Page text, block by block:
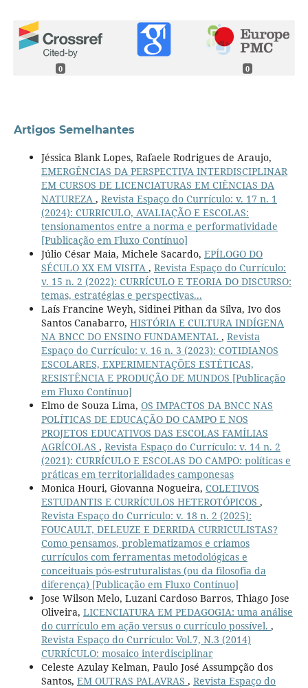
0 0
Artigos Semelhantes
Jéssica Blank Lopes, Rafaele Rodrigues de Araujo,
EMERGÊNCIAS DA PERSPECTIVA INTERDISCIPLINAR
EM CURSOS DE LICENCIATURAS EM CIÊNCIAS DA
NATUREZA , Revista Espaço do Currículo: v. 17 n. 1
(2024): CURRICULO, AVALIAÇÃO E ESCOLAS:
tensionamentos entre a norma e performatividade
[Publicação em Fluxo Contínuo]
Júlio César Maia, Michele Sacardo, EPÍLOGO DO
SÉCULO XX EM VISITA , Revista Espaço do Currículo:
v. 15 n. 2 (2022): CURRÍCULO E TEORIA DO DISCURSO:
temas, estratégias e perspectivas...
Laís Francine Weyh, Sidinei Pithan da Silva, Ivo dos
Santos Canabarro, HISTÓRIA E CULTURA INDÍGENA
NA BNCC DO ENSINO FUNDAMENTAL , Revista
Espaço do Currículo: v. 16 n. 3 (2023): COTIDIANOS
ESCOLARES, EXPERIMENTAÇÕES ESTÉTICAS,
RESISTÊNCIA E PRODUÇÃO DE MUNDOS [Publicação
em Fluxo Contínuo]
Elmo de Souza Lima, OS IMPACTOS DA BNCC NAS
POLÍTICAS DE EDUCAÇÃO DO CAMPO E NOS
PROJETOS EDUCATIVOS DAS ESCOLAS FAMÍLIAS
AGRÍCOLAS , Revista Espaço do Currículo: v. 14 n. 2
(2021): CURRÍCULO E ESCOLAS DO CAMPO: políticas e
práticas em territorialidades camponesas
Monica Houri, Giovanna Nogueira, COLETIVOS
ESTUDANTIS E CURRÍCULOS HETEROTÓPICOS ,
Revista Espaço do Currículo: v. 18 n. 2 (2025):
FOUCAULT, DELEUZE E DERRIDA CURRICULISTAS?
Como pensamos, problematizamos e criamos
currículos com ferramentas metodológicas e
conceituais pós-estruturalistas (ou da filosofia da
diferença) [Publicação em Fluxo Contínuo]
Jose Wilson Melo, Luzani Cardoso Barros, Thiago Jose
Oliveira, LICENCIATURA EM PEDAGOGIA: uma análise
do currículo em ação versus o currículo possível. ,
Revista Espaço do Currículo: Vol.7, N.3 (2014)
CURRÍCULO: mosaico interdisciplinar
Celeste Azulay Kelman, Paulo José Assumpção dos
Santos, EM OUTRAS PALAVRAS , Revista Espaço do